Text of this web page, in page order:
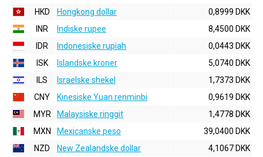
HKD
Hongkong dollar
0,8999 DKK
INR
Indiske rupee
8,4500 DKK
IDR
Indonesiske rupiah
0,0443 DKK
ISK
Islandske kroner
5,0740 DKK
ILS
Israelske shekel
1,7373 DKK
CNY
Kinesiske Yuan renminbi
0,9619 DKK
MYR
Malaysiske ringgit
1,4778 DKK
MXN
Mexicanske peso
39,0400 DKK
NZD
New Zealandske dollar
4,1067 DKK